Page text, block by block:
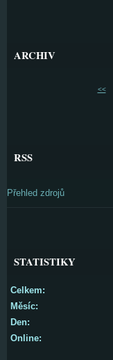
ARCHIV
<<
RSS
Přehled zdrojů
STATISTIKY
Online:
Celkem:
Měsíc:
Den: